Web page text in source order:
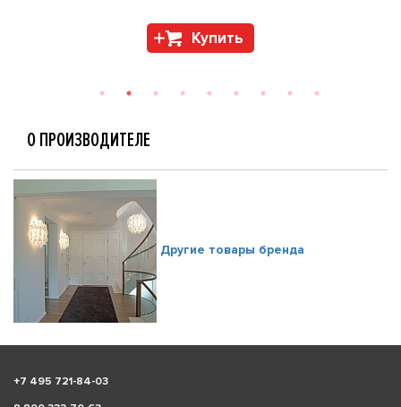
Купить
О ПРОИЗВОДИТЕЛЕ
Другие товары бренда
+7 495 721-84-03